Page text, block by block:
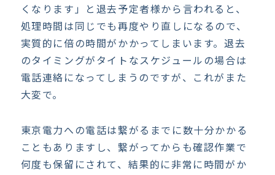
くなります」と退去予定者様から言われると、
処理時間は同じでも再度やり直しになるので、
実質的に倍の時間がかかってしまいます。退去
のタイミングがタイトなスケジュールの場合は
電話連絡になってしまうのですが、これがまた
大変で。
東京電力への電話は繋がるまでに数十分かかる
こともありますし、繋がってからも確認作業で
何度も保留にされて、結果的に非常に時間がか